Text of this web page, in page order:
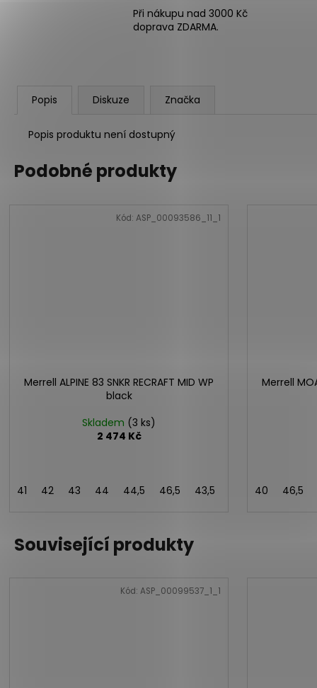
Při nákupu nad 3000 Kč
doprava ZDARMA.
Popis Diskuze Značka
Popis produktu není dostupný
Podobné produkty
Merrell ALPINE 83 SNKR RECRAFT MID WP
black
Skladem (3 ks)
2 474 Kč
41 42 43 44 44,5 46,5 43,5
Kód: ASP_00093586_11_1
Merrell
40 46,5
Související produkty
Kód: ASP_00099537_1_1